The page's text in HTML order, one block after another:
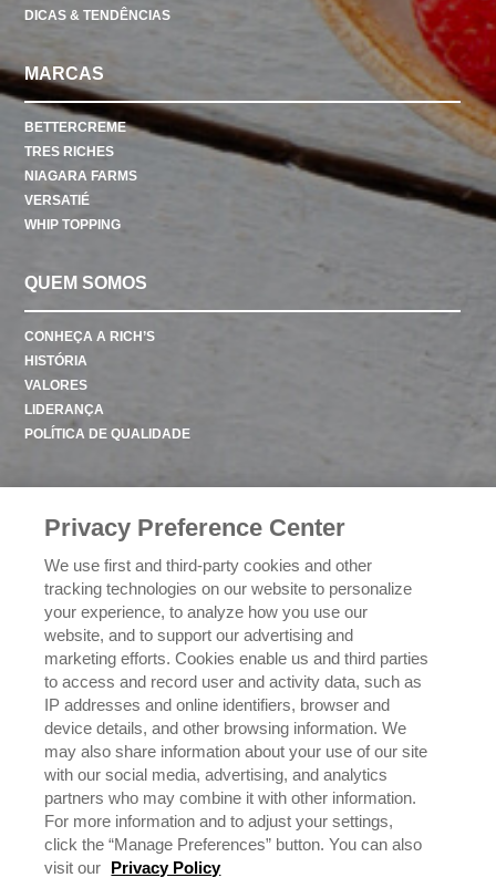
DICAS & TENDÊNCIAS
MARCAS
BETTERCREME
TRES RICHES
NIAGARA FARMS
VERSATIÉ
WHIP TOPPING
QUEM SOMOS
CONHEÇA A RICH’S
HISTÓRIA
VALORES
LIDERANÇA
POLÍTICA DE QUALIDADE
POLÍTICA DE PRIVACIDADE
EXERCENDO SEUS DIREITOS DE PRIVACIDADE
Todos os direitos reservados.
Privacy Preference Center
We use first and third-party cookies and other
tracking technologies on our website to personalize
your experience, to analyze how you use our
website, and to support our advertising and
marketing efforts. Cookies enable us and third parties
to access and record user and activity data, such as
IP addresses and online identifiers, browser and
device details, and other browsing information. We
may also share information about your use of our site
with our social media, advertising, and analytics
partners who may combine it with other information.
For more information and to adjust your settings,
click the “Manage Preferences” button. You can also
visit our
Privacy Policy